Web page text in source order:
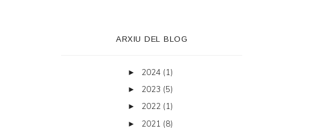
ARXIU DEL BLOG
► 2024 (1)
► 2023 (5)
► 2022 (1)
► 2021 (8)